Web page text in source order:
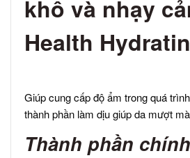
khô và nhạy
Health
Giúp cung cấp độ ẩm trong quá
thành phần làm dịu giúp da mượt
Thành phần